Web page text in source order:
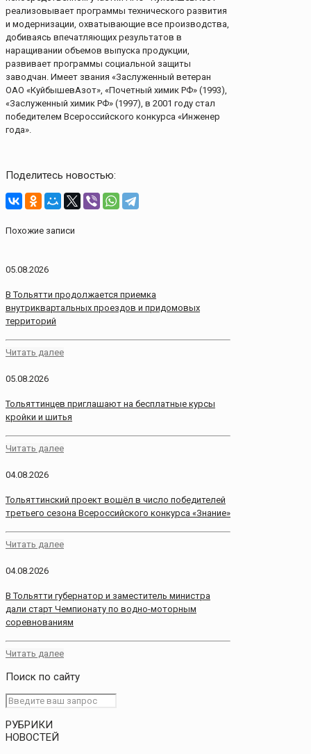
реализовывает программы технического развития
и модернизации, охватывающие все производства,
добиваясь впечатляющих результатов в
наращивании объемов выпуска продукции,
развивает программы социальной защиты
заводчан. Имеет звания «Заслуженный ветеран
ОАО «КуйбышевАзот», «Почетный химик РФ» (1993),
«Заслуженный химик РФ» (1997), в 2001 году стал
победителем Всероссийского конкурса «Инженер
года».
Поделитесь новостью:
Похожие записи
05.08.2026
В Тольятти продолжается приемка
внутриквартальных проездов и придомовых
территорий
Читать далее
05.08.2026
Тольяттинцев приглашают на бесплатные курсы
кройки и шитья
Читать далее
04.08.2026
Тольяттинский проект вошёл в число победителей
третьего сезона Всероссийского конкурса «Знание»
Читать далее
04.08.2026
В Тольятти губернатор и заместитель министра
дали старт Чемпионату по водно-моторным
соревнованиям
Читать далее
Поиск по сайту
РУБРИКИ
НОВОСТЕЙ